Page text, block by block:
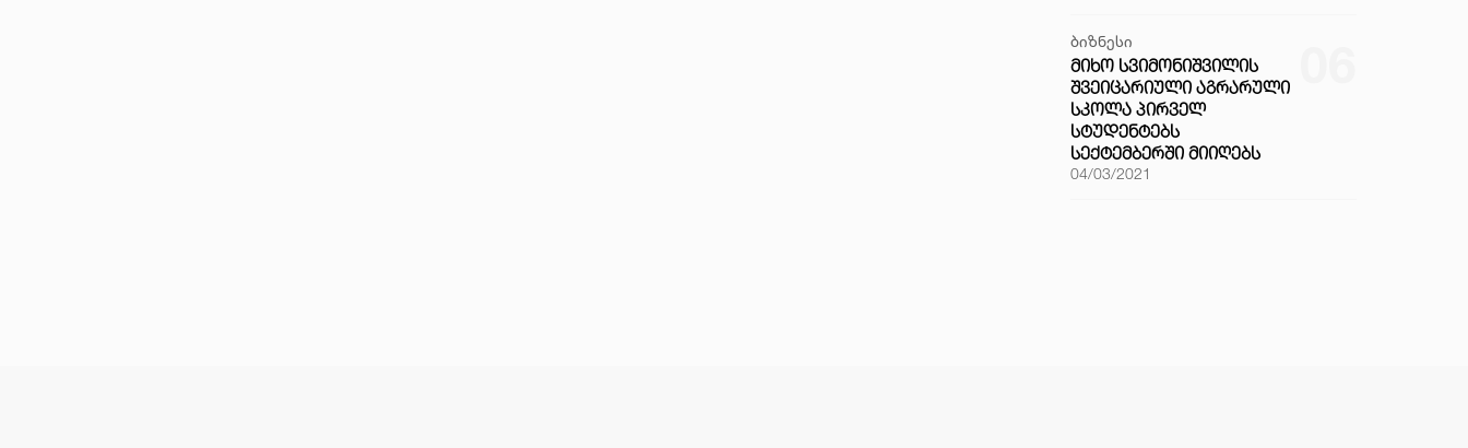
ბიზნესი
ᲛᲘᲮᲝ ᲡᲕᲘᲛᲝᲜᲘᲨᲕᲘᲚᲘᲡ
ᲨᲕᲔᲘᲪᲐᲠᲘᲣᲚᲘ ᲐᲒᲠᲐᲠᲣᲚᲘ
ᲡᲙᲝᲚᲐ ᲞᲘᲠᲕᲔᲚ
ᲡᲢᲣᲓᲔᲜᲢᲔᲑᲡ
ᲡᲔᲥᲢᲔᲛᲑᲔᲠᲨᲘ ᲛᲘᲘᲦᲔᲑᲡ
04/03/2021